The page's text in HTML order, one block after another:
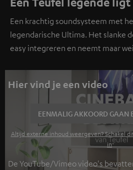
Een krachtig soundsysteem met
legendarische Ultima. Het slanke
easy integreren en neemt maar
Hier vind je een video
EENMALIG AKKOORD GAAN
Altijd externe inhoud weergeven? Schakel
in
De YouTube/Vimeo video's